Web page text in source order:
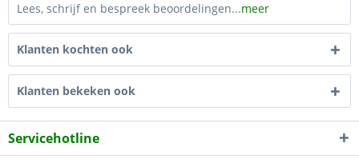
Lees, schrijf en bespreek beoordelingen...meer
Klanten kochten ook
Klanten bekeken ook
Servicehotline